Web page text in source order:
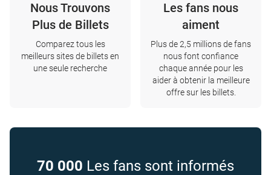
Nous Trouvons
Plus de Billets
Comparez tous les
meilleurs sites de billets en
une seule recherche
Les fans nous
aiment
Plus de 2,5 millions de fans
nous font confiance
chaque année pour les
aider à obtenir la meilleure
offre sur les billets.
70 000 Les fans sont informés